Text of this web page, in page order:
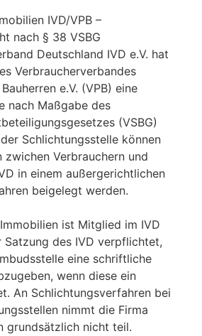
IVD/VPB –
nach § 38 VSBG
Deutschland IVD e.V. hat
Verbraucherverbandes
e.V. (VPB) eine
nach Maßgabe des
(VSBG)
Schlichtungsstelle können
zwichen Verbrauchern und
in einem außergerichtlichen
beigelegt werden.
ist Mitglied im IVD
Satzung des IVD verpflichtet,
eine schriftliche
wenn diese ein
An Schlichtungsverfahren bei
nimmt die Firma
grundsätzlich nicht teil.